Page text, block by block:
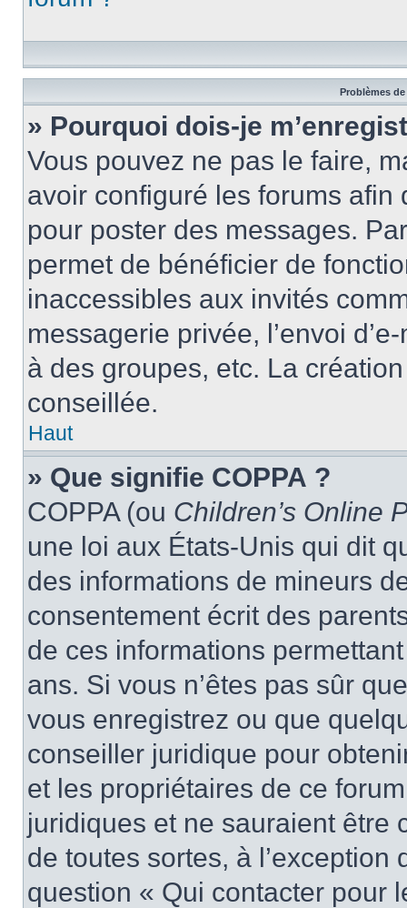
Problèmes
» Pourquoi dois-je
Vous pouvez ne pas le faire,
avoir configuré les forums afin
pour poster des messages.
permet de bénéficier de
inaccessibles aux invités
messagerie privée, l’envoi
à des groupes, etc. La
conseillée.
Haut
» Que signifie COPPA ?
COPPA (ou Children’s Online
une loi aux États-Unis qui dit
des informations de mineurs
consentement écrit des
de ces informations
ans. Si vous n’êtes pas sûr
vous enregistrez ou que
conseiller juridique pour
et les propriétaires de ce
juridiques et ne sauraient être
de toutes sortes, à
question « Qui contacter pour